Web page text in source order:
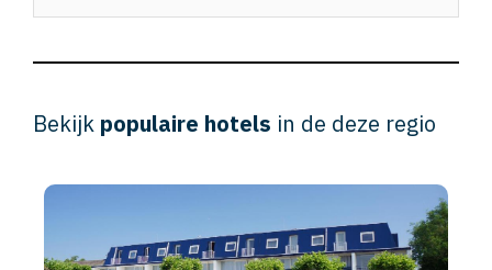
Bekijk populaire hotels in de deze regio